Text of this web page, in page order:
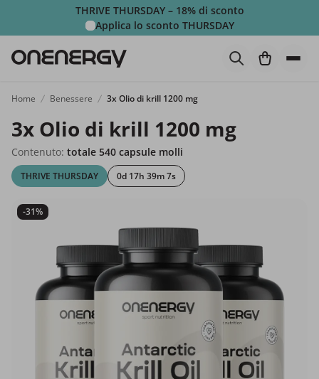
THRIVE THURSDAY – 18% di sconto
Applica lo sconto THURSDAY
Home Benessere 3x Olio di krill 1200 mg
3x Olio di krill 1200 mg
Contenuto: totale 540 capsule molli
THRIVE THURSDAY 0d 17h 39m 6s
-31%